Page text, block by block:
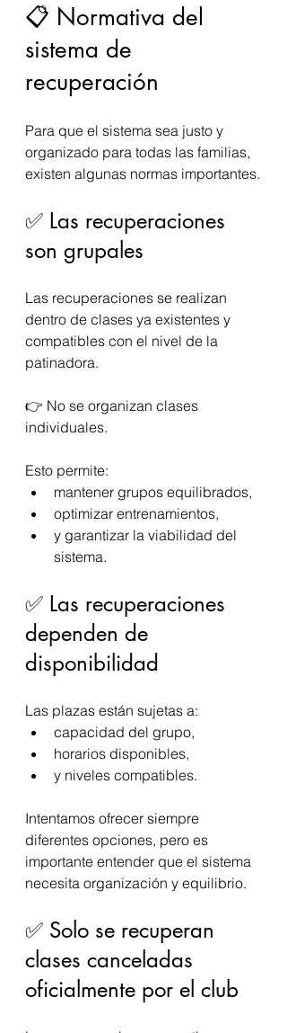
📋 Normativa del
sistema de
recuperación
Para que el sistema sea justo y
organizado para todas las familias,
existen algunas normas importantes.
✅ Las recuperaciones
son grupales
Las recuperaciones se realizan
dentro de clases ya existentes y
compatibles con el nivel de la
patinadora.
👉 No se organizan clases
individuales.
Esto permite:
mantener grupos equilibrados,
optimizar entrenamientos,
y garantizar la viabilidad del
sistema.
✅ Las recuperaciones
dependen de
disponibilidad
Las plazas están sujetas a:
capacidad del grupo,
horarios disponibles,
y niveles compatibles.
Intentamos ofrecer siempre
diferentes opciones, pero es
importante entender que el sistema
necesita organización y equilibrio.
✅ Solo se recuperan
clases canceladas
oficialmente por el club